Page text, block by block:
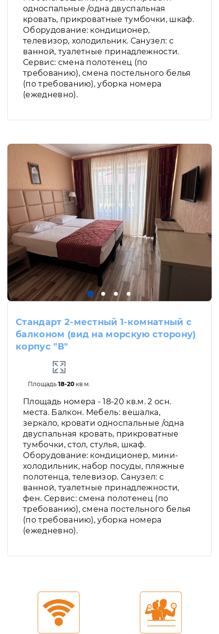
односпальные /одна двуспальная
кровать, прикроватные тумбочки, шкаф.
Оборудование: кондиционер,
телевизор, холодильник. Санузел: с
ванной, туалетные принадлежности.
Сервис: смена полотенец (по
требованию), смена постельного белья
(по требованию), уборка номера
(ежедневно).
Стандарт 2-местный 1-комнатный с
балконом (вид на морскую сторону)
корпус "В"
Площадь18-20 кв.м.
Площадь номера - 18-20 кв.м. 2 осн.
места. Балкон. Мебель: вешалка,
зеркало, кровати односпальные /одна
двуспальная кровать, прикроватные
тумбочки, стол, стулья, шкаф.
Оборудование: кондиционер, мини-
холодильник, набор посуды, пляжные
полотенца, телевизор. Санузел: с
ванной, туалетные принадлежности,
фен. Сервис: смена полотенец (по
требованию), смена постельного белья
(по требованию), уборка номера
(ежедневно).